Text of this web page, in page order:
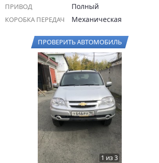
ПРИВОД Полный
КОРОБКА ПЕРЕДАЧ Механическая
ПРОВЕРИТЬ АВТОМОБИЛЬ
1 из 3